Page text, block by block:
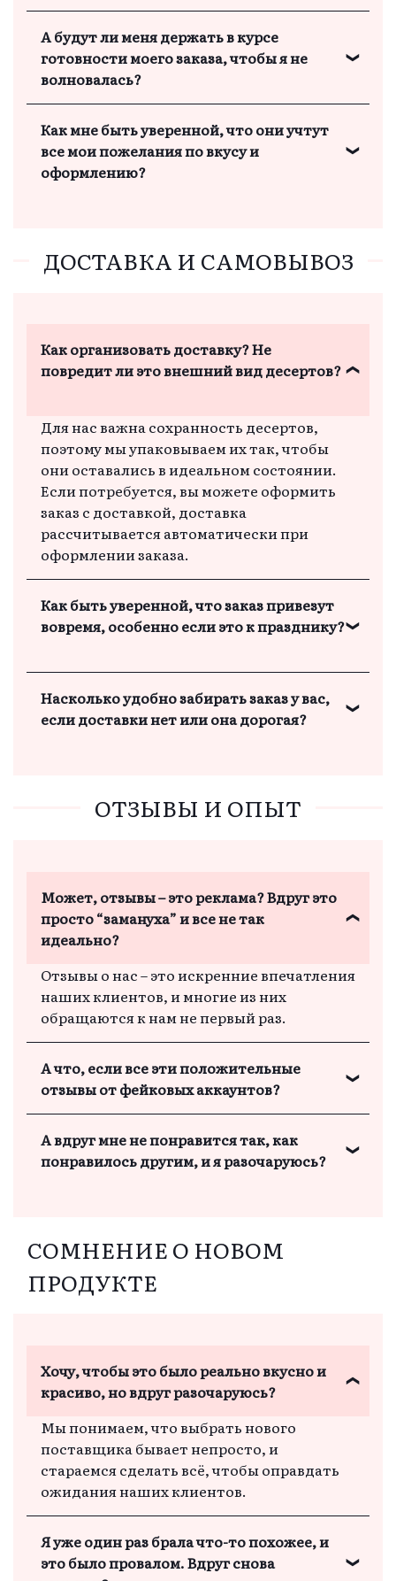
удовольствием помогут, ответят на все
вопросы и уточнят детали, чтобы вы были
уверены в своем выборе.
А будут ли меня держать в курсе
готовности моего заказа, чтобы я не
волновалась?
выполнения заказа и при необходимости
информируем о готовности заказа. Вы
всегда знаете, что и как готовится для вас.
Как мне быть уверенной, что они учтут
все мои пожелания по вкусу и
оформлению?
обсуждаем каждый заказ, чтобы все ваши
пожелания были учтены.
ДОСТАВКА И САМОВЫВОЗ
Как организовать доставку? Не
повредит ли это внешний вид десертов?
Для нас важна сохранность десертов,
поэтому мы упаковываем их так, чтобы
они оставались в идеальном состоянии.
Если потребуется, вы можете оформить
заказ с доставкой, доставка
рассчитывается автоматически при
оформлении заказа.
Как быть уверенной, что заказ привезут
вовремя, особенно если это к празднику?
заказа, чтобы он прибыл вовремя и в
отличном виде к вашему празднику.
Насколько удобно забирать заказ у вас,
если доставки нет или она дорогая?
определенному времени, чтобы вы могли
забрать его без задержек и забот, при
ОТЗЫВЫ И ОПЫТ
Может, отзывы – это реклама? Вдруг это
просто “замануха” и все не так
идеально?
Отзывы о нас – это искренние впечатления
наших клиентов, и многие из них
обращаются к нам не первый раз.
А что, если все эти положительные
отзывы от фейковых аккаунтов?
доверием, поэтому отзывы – настоящие, а
многие клиенты возвращаются снова и
А вдруг мне не понравится так, как
понравилось другим, и я разочаруюсь?
заранее, чтобы результат вас порадовал!
СОМНЕНИЕ О НОВОМ
ПРОДУКТЕ
Хочу, чтобы это было реально вкусно и
красиво, но вдруг разочаруюсь?
Мы понимаем, что выбрать нового
поставщика бывает непросто, и
стараемся сделать всё, чтобы оправдать
ожидания наших клиентов.
Я уже один раз брала что-то похожее, и
это было провалом. Вдруг снова